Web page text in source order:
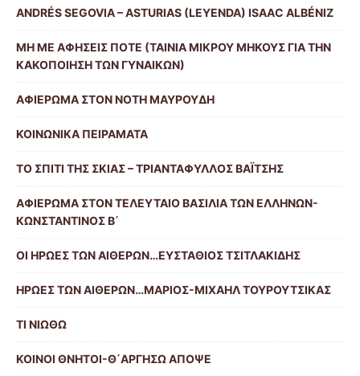
ANDRÉS SEGOVIA – ASTURIAS (LEYENDA) ISAAC ALBÉNIZ
ΜΗ ΜΕ ΑΦΗΣΕΙΣ ΠΟΤΕ (ΤΑΙΝΙΑ ΜΙΚΡΟΥ ΜΗΚΟΥΣ ΓΙΑ ΤΗΝ
ΚΑΚΟΠΟΙΗΣΗ ΤΩΝ ΓΥΝΑΙΚΩΝ)
ΑΦΙΕΡΩΜΑ ΣΤΟΝ ΝΟΤΗ ΜΑΥΡΟΥΔΗ
ΚΟΙΝΩΝΙΚΑ ΠΕΙΡΑΜΑΤΑ
ΤΟ ΣΠΙΤΙ ΤΗΣ ΣΚΙΑΣ – ΤΡΙΑΝΤΑΦΥΛΛΟΣ ΒΑΪΤΣΗΣ
ΑΦΙΕΡΩΜΑ ΣΤΟΝ ΤΕΛΕΥΤΑΙΟ ΒΑΣΙΛΙΑ ΤΩΝ ΕΛΛΗΝΩΝ-
ΚΩΝΣΤΑΝΤΙΝΟΣ Β΄
ΟΙ ΗΡΩΕΣ ΤΩΝ ΑΙΘΕΡΩΝ…ΕΥΣΤΑΘΙΟΣ ΤΣΙΤΛΑΚΙΔΗΣ
ΗΡΩΕΣ ΤΩΝ ΑΙΘΕΡΩΝ…ΜΑΡΙΟΣ-ΜΙΧΑΗΛ ΤΟΥΡΟΥΤΣΙΚΑΣ
ΤΙ ΝΙΩΘΩ
ΚΟΙΝΟΙ ΘΝΗΤΟΙ-Θ΄ΑΡΓΗΣΩ ΑΠΟΨΕ